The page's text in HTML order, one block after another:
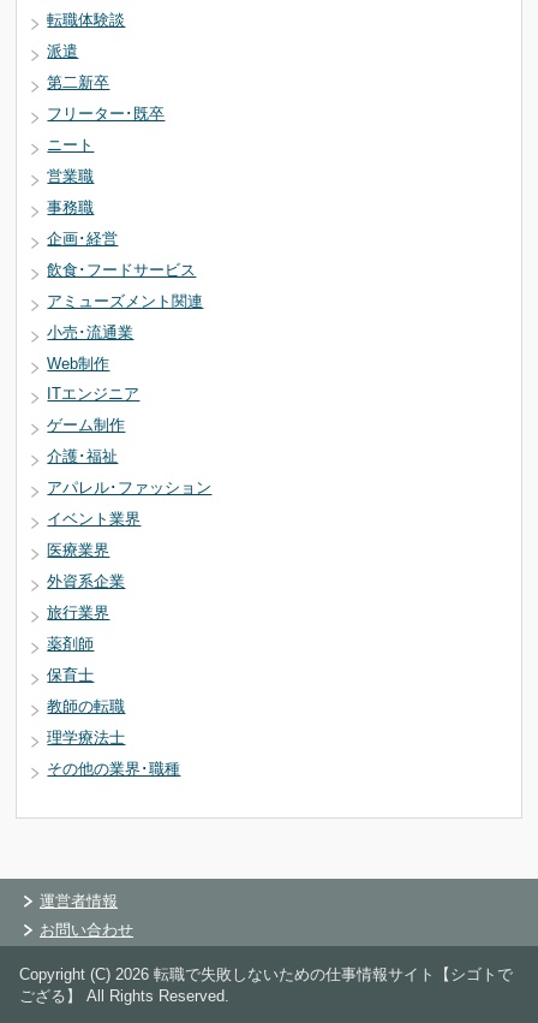
転職体験談
派遣
第二新卒
フリーター･既卒
ニート
営業職
事務職
企画･経営
飲食･フードサービス
アミューズメント関連
小売･流通業
Web制作
ITエンジニア
ゲーム制作
介護･福祉
アパレル･ファッション
イベント業界
医療業界
外資系企業
旅行業界
薬剤師
保育士
教師の転職
理学療法士
その他の業界･職種
運営者情報
お問い合わせ
Copyright (C) 2026 転職で失敗しないための仕事情報サイト【シゴトで
ござる】All Rights Reserved.